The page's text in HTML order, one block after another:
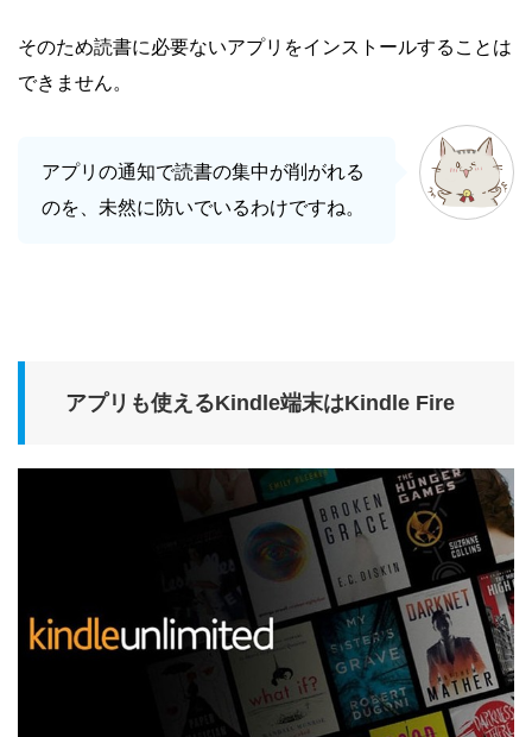
そのため読書に必要ないアプリをインストールすることは
できません。
アプリの通知で読書の集中が削がれる
のを、未然に防いでいるわけですね。
アプリも使えるKindle端末はKindle Fire